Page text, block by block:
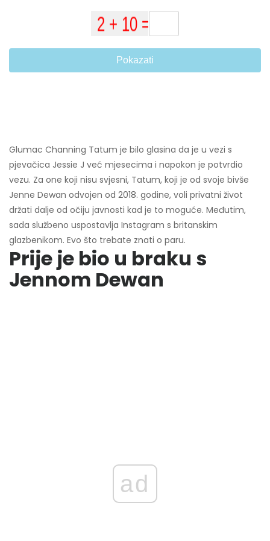
Pokazati
Glumac Channing Tatum je bilo glasina da je u vezi s
pjevačica Jessie J već mjesecima i napokon je potvrdio
vezu. Za one koji nisu svjesni, Tatum, koji je od svoje bivše
Jenne Dewan odvojen od 2018. godine, voli privatni život
držati dalje od očiju javnosti kad je to moguće. Međutim,
sada službeno uspostavlja Instagram s britanskim
glazbenikom. Evo što trebate znati o paru.
Prije je bio u braku s
Jennom Dewan
ad